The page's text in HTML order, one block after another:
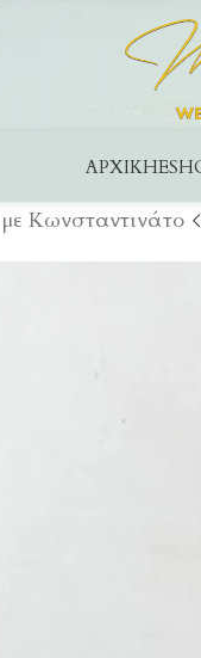
ΑΡΧΙΚΉ
Κωνσταντινάτο